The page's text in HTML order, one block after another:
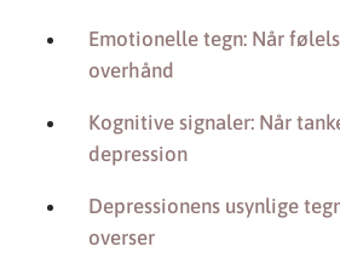
Emotionelle tegn: Når
overhånd
Kognitive signaler: Når
depression
Depressionens usynlige
overser